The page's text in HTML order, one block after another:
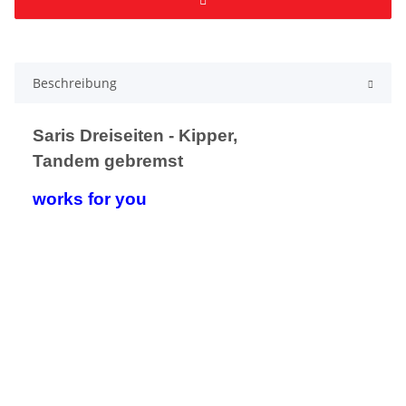
Beschreibung
Saris Dreiseiten - Kipper,
Tandem gebremst
works for you